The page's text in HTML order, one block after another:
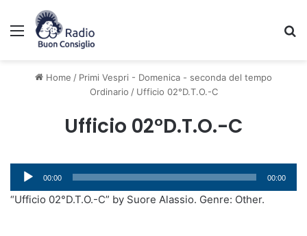
Menu
Home / Primi Vespri - Domenica - seconda del tempo
Ordinario / Ufficio 02°D.T.O.-C
Ufficio 02°D.T.O.-C
Audio
Player
00:00 00:00
“Ufficio 02°D.T.O.-C” by Suore Alassio. Genre: Other.